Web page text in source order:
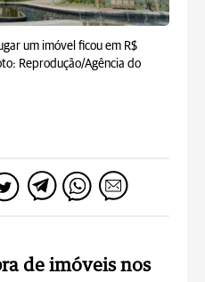
um imóvel ficou em R$
Reprodução/Agência do
de imóveis nos